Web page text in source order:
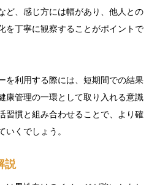
ど、感じ方には幅があり、他人との
を丁寧に観察することがポイントで
を利用する際には、短期間での結果
康管理の一環として取り入れる意識
習慣と組み合わせることで、より確
いくでしょう。
説